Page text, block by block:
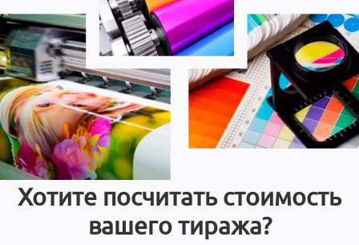
Хотите посчитать стоимость
вашего тиража?